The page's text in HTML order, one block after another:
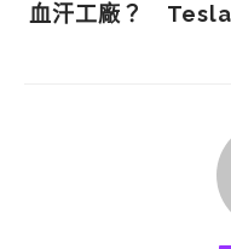
血汗工廠？ Tesla